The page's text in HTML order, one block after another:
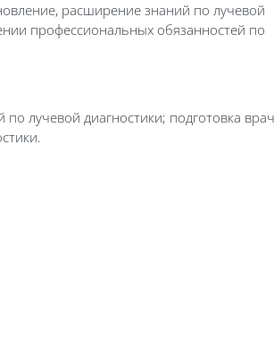
расширение знаний по лучевой
профессиональных обязанностей по
лучевой диагностики; подготовка